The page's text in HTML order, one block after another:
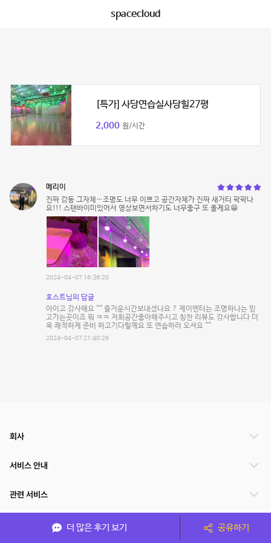
spacecloud
[특가] 사당연습실사당힐27평
2,000 원/시간
메리이
진짜 감동 그자체…조명도 너무 이쁘고 공간자체가 진짜 새거티 팍팍나
요!!! 스탠바이미있어서 영상보면서하기도 너무좋구 또 올게요😁
2024-04-07 16:36:20
호스트님의 답글
아이고 감사해요 ^^ 즐거운시간보내셨나요 ? 제이엔터는 조명하나는 믿
고가는곳이죠 뭐 ㅋㅋ 저희공간좋아해주시고 칭찬 리뷰도 감사합니다 더
욱 쾌적하게 준비 하고기다릴께요 또 연습하러 오셔요 ^^
2024-04-07 21:40:26
더 많은 후기 보기 공유하기
회사
서비스 안내
관련 서비스